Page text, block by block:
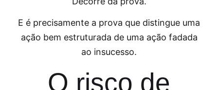
E é precisamente a prova que distingue uma
ação bem estruturada de uma ação fadada
ao insucesso.
O risco de